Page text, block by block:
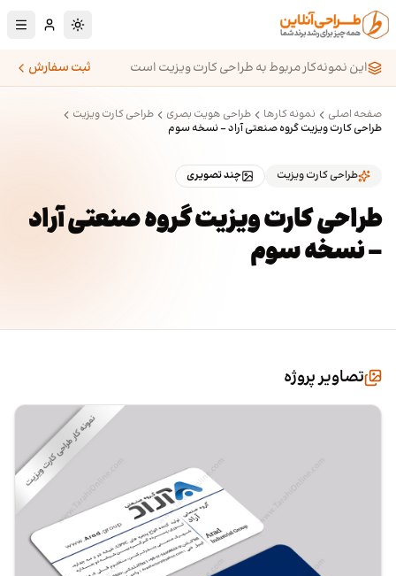
پرش به محتوای اصلی
تغییر به حالت
این نمونه‌کار مربوط به طراحی کارت ویزیت است
ثبت سفارش
صفحه اصلی نمونه کارها طراحی هویت بصری
طراحی کارت ویزیت
طراحی کارت ویزیت گروه صنعتی آراد - نسخه سوم
طراحی کارت ویزیت چند تصویری
طراحی کارت ویزیت گروه صنعتی آراد
- نسخه سوم
تصاویر پروژه